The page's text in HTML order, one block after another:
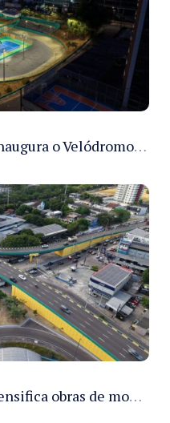
Prefeitura de Manaus reinaugura o Velódromo Professora Alzira Campos e entrega espaço esportivo totalmente revitalizado
Prefeitura de Manaus intensifica obras de modernização no viaduto Miguel Arraes para ampliar segurança e acessibilidade na região